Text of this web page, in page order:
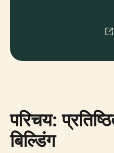
परिचय:
बिल्डिंग